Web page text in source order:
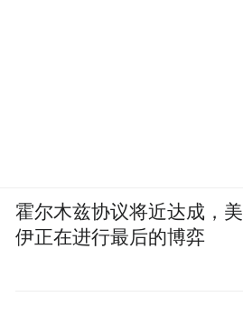
霍尔木兹协议将近达成，美
伊正在进行最后的博弈